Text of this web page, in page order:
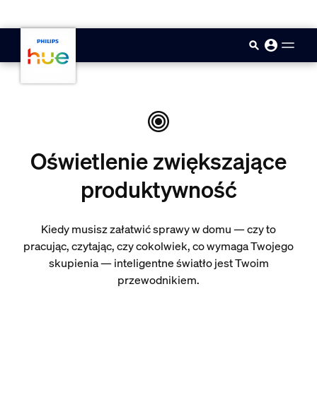
Oświetlenie zwiększające
produktywność
Kiedy musisz załatwić sprawy w domu — czy to
pracując, czytając, czy cokolwiek, co wymaga Twojego
skupienia — inteligentne światło jest Twoim
przewodnikiem.